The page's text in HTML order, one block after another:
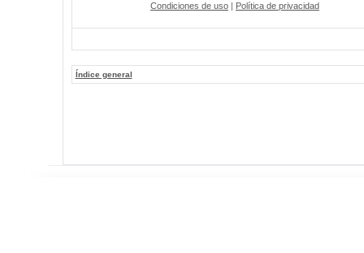
Condiciones de uso | Política de privacidad
Índice general